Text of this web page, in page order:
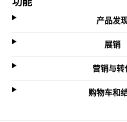
产品发
展销
营销与转
购物车和